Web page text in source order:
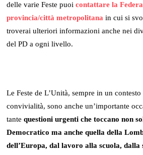
delle varie Feste puoicontattare la
provincia/città metropolitana in cui si
troverai ulteriori informazioni anche nei
del PD a ogni livello.
Le Feste de L’Unità, sempre in un
convivialità, sono anche un’importante
tantequestioni urgenti che toccano non
Democratico ma anche quella della
dell’Europa, dal lavoro alla scuola, dalla